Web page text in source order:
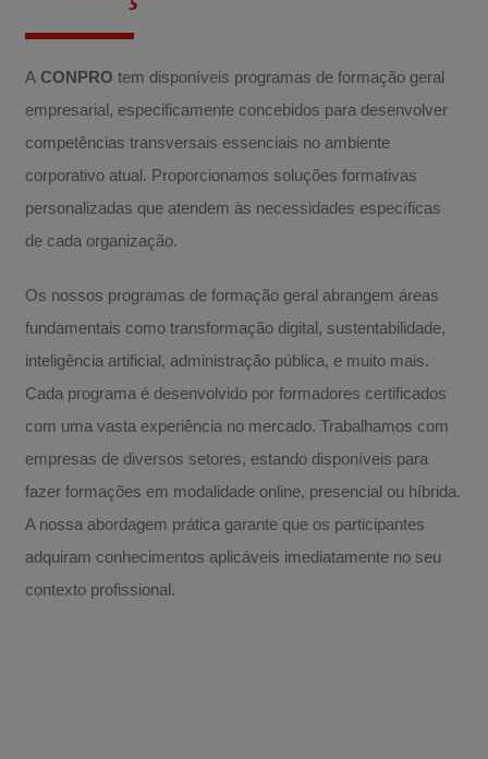
A CONPRO tem disponíveis programas de formação geral
empresarial, especificamente concebidos para desenvolver
competências transversais essenciais no ambiente
corporativo atual. Proporcionamos soluções formativas
personalizadas que atendem às necessidades específicas
de cada organização.
Os nossos programas de formação geral abrangem áreas
fundamentais como transformação digital, sustentabilidade,
inteligência artificial, administração pública, e muito mais.
Cada programa é desenvolvido por formadores certificados
com uma vasta experiência no mercado. Trabalhamos com
empresas de diversos setores, estando disponíveis para
fazer formações em modalidade online, presencial ou híbrida.
A nossa abordagem prática garante que os participantes
adquiram conhecimentos aplicáveis imediatamente no seu
contexto profissional.